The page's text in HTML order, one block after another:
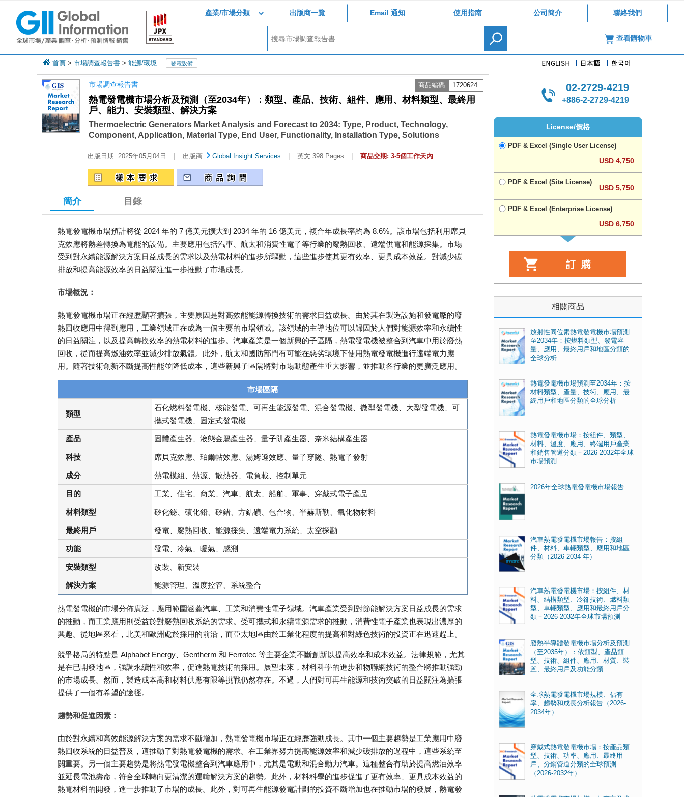
產業/市場分類 出版商一覽 Email 通知 使用指南 公司簡介 聯絡我們
查看購物車
首頁 > 市場調查報告書 > 能源/環境 發電設備
市場調查報告書 商品編碼 1720624
熱電發電機市場分析及預測（至2034年）：類型、產品、技術、組件、應用、材料類型、最終用
戶、能力、安裝類型、解決方案
Thermoelectric Generators Market Analysis and Forecast to 2034: Type, Product, Technology,
Component, Application, Material Type, End User, Functionality, Installation Type, Solutions
出版日期: 2025年05月04日 | 出版商: Global Insight Services | 英文 398 Pages | 商品交期: 3-5個工作天內
簡介 目錄
熱電發電機市場預計將從 2024 年的 7 億美元擴大到 2034 年的 16 億美元，複合年成長率約為 8.6%。該市場包括利用席貝
克效應將熱差轉換為電能的設備。主要應用包括汽車、航太和消費性電子等行業的廢熱回收、遠端供電和能源採集。市場
受到對永續能源解決方案日益成長的需求以及熱電材料的進步所驅動，這些進步使其更有效率、更具成本效益。對減少碳
排放和提高能源效率的日益關注進一步推動了市場成長。
市場概況：
熱電發電機市場正在經歷顯著擴張，主要原因是對高效能能源轉換技術的需求日益成長。由於其在製造設施和發電廠的廢
熱回收應用中得到應用，工業領域正在成為一個主要的市場領域。該領域的主導地位可以歸因於人們對能源效率和永續性
的日益關注，以及提高轉換效率的熱電材料的進步。汽車產業是一個新興的子區隔，熱電發電機被整合到汽車中用於廢熱
回收，從而提高燃油效率並減少排放氣體。此外，航太和國防部門有可能在惡劣環境下使用熱電發電機進行遠端電力應
用。隨著技術創新不斷提高性能並降低成本，這些新興子區隔將對市場動態產生重大影響，並推動各行業的更廣泛應用。
市場區隔
類型
石化燃料發電機、核能發電、可再生能源發電、混合發電機、微型發電機、大型發電機、可
攜式發電機、固定式發電機
產品 固體產生器、液態金屬產生器、量子阱產生器、奈米結構產生器
科技 席貝克效應、珀爾帖效應、湯姆遜效應、量子穿隧、熱電子發射
成分 熱電模組、熱源、散熱器、電負載、控制單元
目的 工業、住宅、商業、汽車、航太、船舶、軍事、穿戴式電子產品
材料類型 矽化鉍、磧化鉛、矽鍺、方鈷礦、包合物、半赫斯勒、氧化物材料
最終用戶 發電、廢熱回收、能源採集、遠端電力系統、太空探勘
功能 發電、冷氣、暖氣、感測
安裝類型 改裝、新安裝
解決方案 能源管理、溫度控管、系統整合
熱電發電機的市場分佈廣泛，應用範圍涵蓋汽車、工業和消費性電子領域。汽車產業受到對節能解決方案日益成長的需求
的推動，而工業應用則受益於對廢熱回收系統的需求。受可攜式和永續電源需求的推動，消費性電子產業也表現出濃厚的
興趣。從地區來看，北美和歐洲處於採用的前沿，而亞太地區由於工業化程度的提高和對綠色技術的投資正在迅速趕上。
競爭格局的特點是 Alphabet Energy、Gentherm 和 Ferrotec 等主要企業不斷創新以提高效率和成本效益。法律規範，尤其
是在已開發地區，強調永續性和效率，促進熱電技術的採用。展望未來，材料科學的進步和物聯網技術的整合將推動強勁
的市場成長。然而，製造成本高和材料供應有限等挑戰仍然存在。不過，人們對可再生能源和技術突破的日益關注為擴張
提供了一個有希望的途徑。
趨勢和促進因素：
由於對永續和高效能源解決方案的需求不斷增加，熱電發電機市場正在經歷強勁成長。其中一個主要趨勢是工業應用中廢
熱回收系統的日益普及，這推動了對熱電發電機的需求。在工業界努力提高能源效率和減少碳排放的過程中，這些系統至
關重要。另一個主要趨勢是將熱電發電機整合到汽車應用中，尤其是電動和混合動力汽車。這種整合有助於提高燃油效率
並延長電池壽命，符合全球轉向更清潔的運輸解決方案的趨勢。此外，材料科學的進步促進了更有效率、更具成本效益的
熱電材料的開發，進一步推動了市場的成長。此外，對可再生能源發電計劃的投資不斷增加也在推動市場的發展，熱電發
02-2729-4219
+886-2-2729-4219
License/價格
PDF & Excel (Single User License)
USD 4,750
PDF & Excel (Site License)
USD 5,750
PDF & Excel (Enterprise License)
USD 6,750
相關商品
放射性同位素熱電發電機市場預測
至2034年：按燃料類型、發電容
量、應用、最終用戶和地區分類的
全球分析
熱電發電機市場預測至2034年：按
材料類型、產量、技術、應用、最
終用戶和地區分類的全球分析
熱電發電機市場：按組件、類型、
材料、溫度、應用、終端用戶產業
和銷售管道分類－2026-2032年全球
市場預測
2026年全球熱電發電機市場報告
汽車熱電發電機市場報告：按組
件、材料、車輛類型、應用和地區
分類（2026-2034 年）
汽車熱電發電機市場：按組件、材
料、結構類型、冷卻技術、燃料類
型、車輛類型、應用和最終用戶分
類－2026-2032年全球市場預測
廢熱半導體發電機市場分析及預測
（至2035年）：依類型、產品類
型、技術、組件、應用、材質、裝
置、最終用戶及功能分類
全球熱電發電機市場規模、佔有
率、趨勢和成長分析報告（2026-
2034年）
穿戴式熱電發電機市場：按產品類
型、技術、功率、應用、最終用
戶、分銷管道分類的全球預測
（2026-2032年）